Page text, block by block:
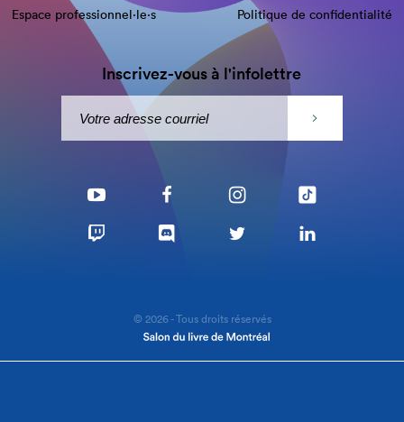
Espace professionnel·le⋅s
Politique de confidentialité
Inscrivez-vous à l'infolettre
© 2026 - Tous droits réservés